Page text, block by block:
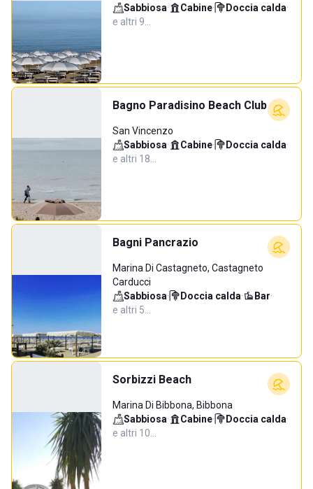
Sabbiosa· Cabine· Doccia calda·
e altri 9…
Bagno Paradisino Beach Club
San Vincenzo
Sabbiosa· Cabine· Doccia calda·
e altri 18…
Bagni Pancrazio
Marina Di Castagneto, Castagneto
Carducci
Sabbiosa· Doccia calda· Bar·
e altri 5…
Sorbizzi Beach
Marina Di Bibbona, Bibbona
Sabbiosa· Cabine· Doccia calda·
e altri 10…